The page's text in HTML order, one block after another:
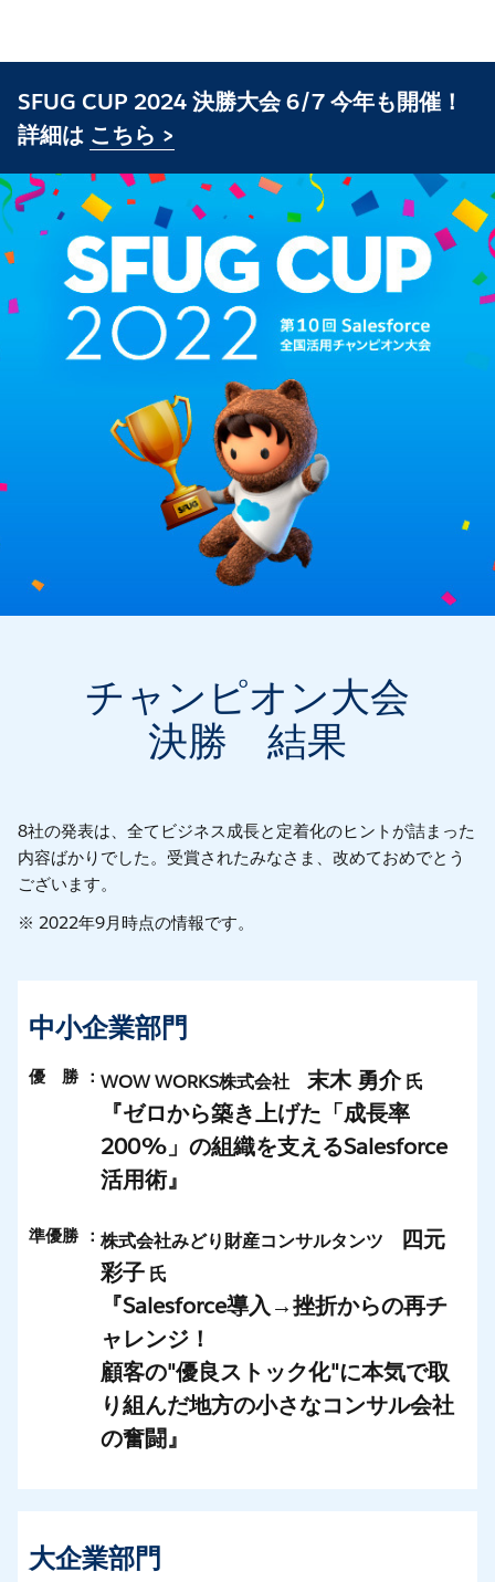
SFUG CUP 2024 決勝大会 6/7 今年も開催！
詳細は こちら >
チャンピオン大会
決勝 結果
8社の発表は、全てビジネス成長と定着化のヒントが詰まった
内容ばかりでした。受賞されたみなさま、改めておめでとう
ございます。
※ 2022年9月時点の情報です。
中小企業部門
優 勝 ： WOW WORKS株式会社 末木 勇介氏
『ゼロから築き上げた「成長率
200%」の組織を支えるSalesforce
活用術』
準優勝 ： 株式会社みどり財産コンサルタンツ 四元
彩子 氏
『Salesforce導入→挫折からの再チ
ャレンジ！
顧客の"優良ストック化"に本気で取
り組んだ地方の小さなコンサル会社
の奮闘』
大企業部門